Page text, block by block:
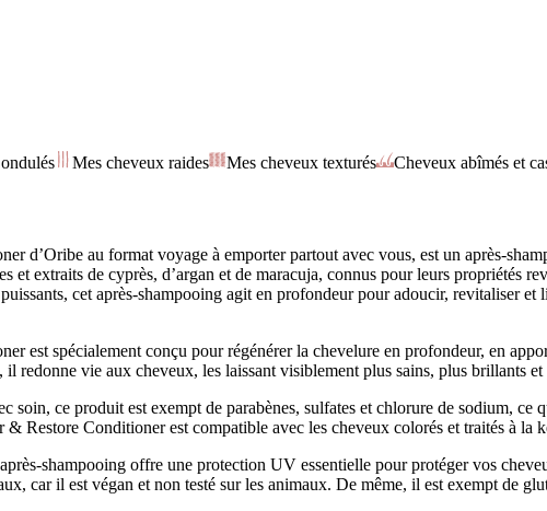
Mes cheveux raides Mes cheveux texturés Cheveux abîmés et
d’Oribe au format voyage à emporter partout avec vous, est un après-
et extraits de cyprès, d’argan et de maracuja, connus pour leurs propriétés
cet après-shampooing agit en profondeur pour adoucir, revitaliser
est spécialement conçu pour régénérer la chevelure en profondeur, en
redonne vie aux cheveux, les laissant visiblement plus sains, plus brillants et
soin, ce produit est exempt de parabènes, sulfates et chlorure de sodium,
Restore Conditioner est compatible avec les cheveux colorés et traités à la
shampooing offre une protection UV essentielle pour protéger vos
car il est végan et non testé sur les animaux. De même, il est exempt de